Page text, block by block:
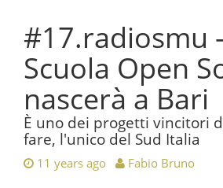
#17.radiosmu
Scuola Open
nascerà a Bari
È uno dei progetti vincitori
fare, l'unico del Sud Italia
11 years ago Fabio Bruno